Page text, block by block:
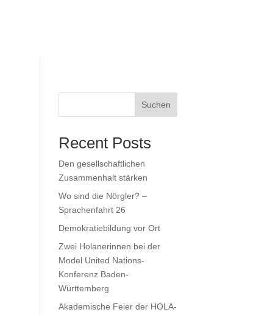
Suchen
Recent Posts
Den gesellschaftlichen
Zusammenhalt stärken
Wo sind die Nörgler? –
Sprachenfahrt 26
Demokratiebildung vor Ort
Zwei Holanerinnen bei der
Model United Nations-
Konferenz Baden-
Württemberg
Akademische Feier der HOLA-